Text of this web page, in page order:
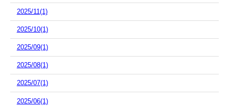
2025/11(1)
2025/10(1)
2025/09(1)
2025/08(1)
2025/07(1)
2025/06(1)